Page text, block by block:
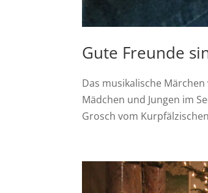
Gute Freunde
Das musikalische
Mädchen und Jungen im
Grosch vom